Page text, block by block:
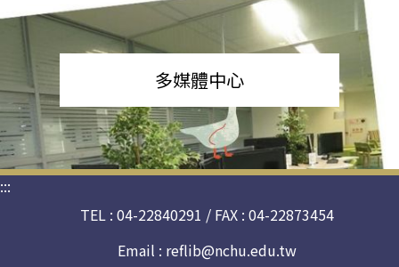
多媒體中心
:::
TEL : 04-22840291 / FAX : 04-22873454
Email : reflib@nchu.edu.tw